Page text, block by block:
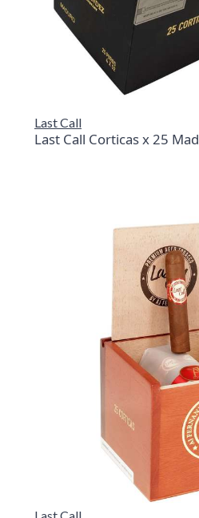
Last Call
Last Call Corticas x 25 Mad